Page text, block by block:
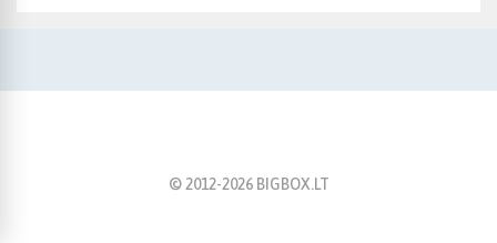
© 2012-2026BIGBOX.LT